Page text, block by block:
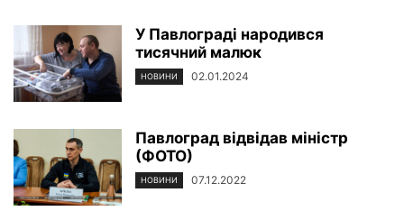
У Павлограді народився
тисячний малюк
НОВИНИ 02.01.2024
Павлоград відвідав міністр
(ФОТО)
НОВИНИ 07.12.2022